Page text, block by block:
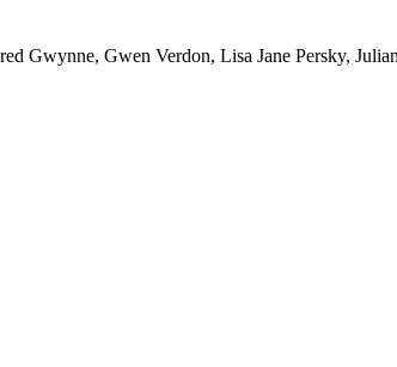
Gwynne, Gwen Verdon, Lisa Jane Persky,